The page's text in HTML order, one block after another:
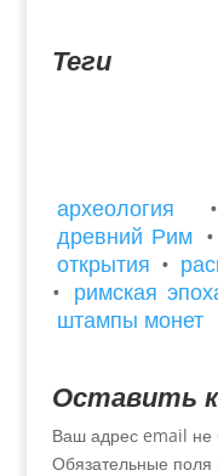
Теги
археология
древний Рим •
открытия •
• римская
штампы монет
Оставить
Ваш адрес email не
Обязательные